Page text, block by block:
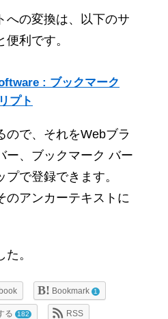
への変換は、以下のサ
利です。
: ブックマーク
プト
ので、それをWebブラ
ー、ブックマーク バー
で登録できます。
のアンカーテキストに
。
Bookmark 1
る 182 RSS